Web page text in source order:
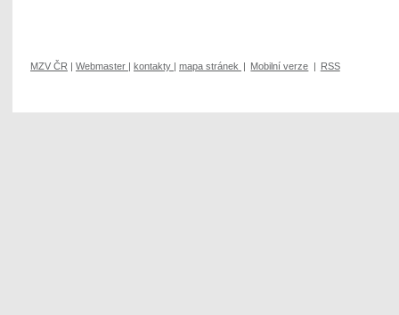
MZV ČR | Webmaster | kontakty | mapa stránek | Mobilní verze | RSS